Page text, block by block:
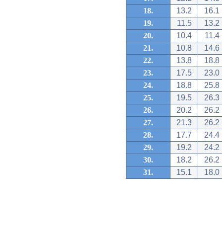
18.
13.2
16.1
19.
11.5
13.2
20.
10.4
11.4
21.
10.8
14.6
22.
13.8
18.8
23.
17.5
23.0
24.
18.8
25.8
25.
19.5
26.3
26.
20.2
26.2
27.
21.3
26.2
28.
17.7
24.4
29.
19.2
24.2
30.
18.2
26.2
31.
15.1 18.0